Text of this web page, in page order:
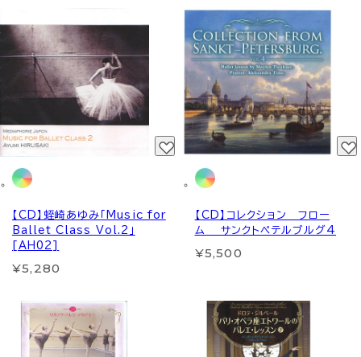
【CD】蛭崎あゆみ「Music for
Ballet Class Vol.2」
[AH02]
¥5,280
【CD】コレクション フロー
ム サンクトペテルブルグ4
¥5,500